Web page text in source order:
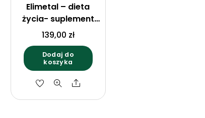
Elimetal – dieta
życia- suplement
diety – proszek –
171 g – usuwanie
metali ciężkich –
detoks
139,00 zł
Dodaj do
koszyka
Share